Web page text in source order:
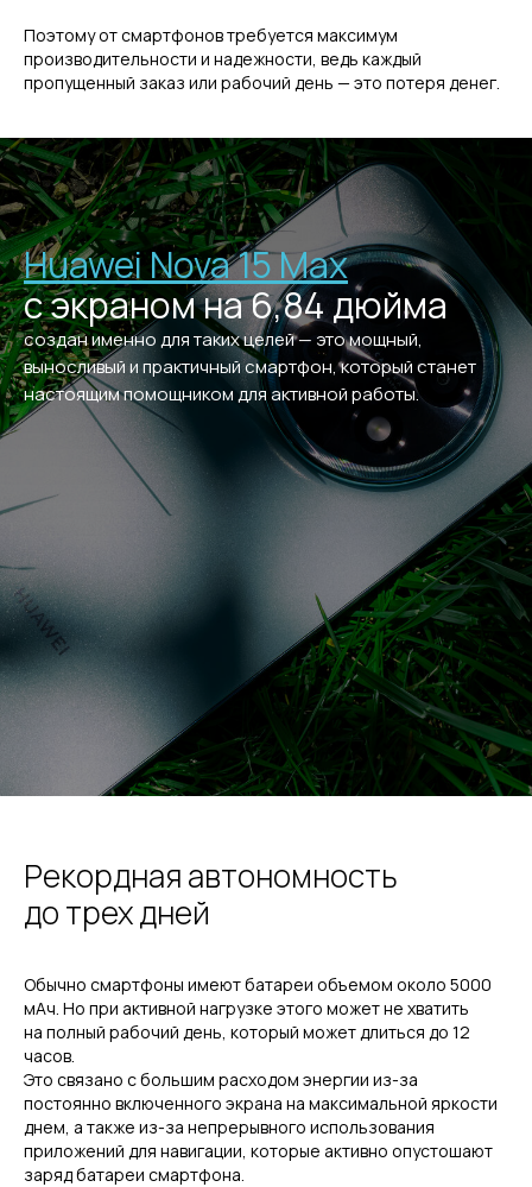
Поэтому от смартфонов требуется максимум
производительности и надежности, ведь каждый
пропущенный заказ или рабочий день — это потеря денег.
Huawei Nova 15 Max
с экраном на 6,84 дюйма
создан именно для таких целей — это мощный,
выносливый и практичный смартфон, который станет
настоящим помощником для активной работы.
Рекордная автономность
до трех дней
Обычно смартфоны имеют батареи объемом около 5000
мАч. Но при активной нагрузке этого может не хватить
на полный рабочий день, который может длиться до 12
часов.
Это связано с большим расходом энергии из-за
постоянно включенного экрана на максимальной яркости
днем, а также из-за непрерывного использования
приложений для навигации, которые активно опустошают
заряд батареи смартфона.